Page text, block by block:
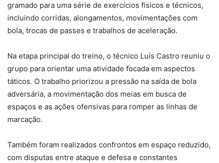
gramado para uma série de exercícios físicos e técnicos,
incluindo corridas, alongamentos, movimentações com
bola, trocas de passes e trabalhos de aceleração.
Na etapa principal do treino, o técnico Luís Castro reuniu o
grupo para orientar uma atividade focada em aspectos
táticos. O trabalho priorizou a pressão na saída de bola
adversária, a movimentação dos meias em busca de
espaços e as ações ofensivas para romper as linhas de
marcação.
Também foram realizados confrontos em espaço reduzido,
com disputas entre ataque e defesa e constantes